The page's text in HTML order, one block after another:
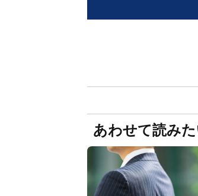
あわせて読み